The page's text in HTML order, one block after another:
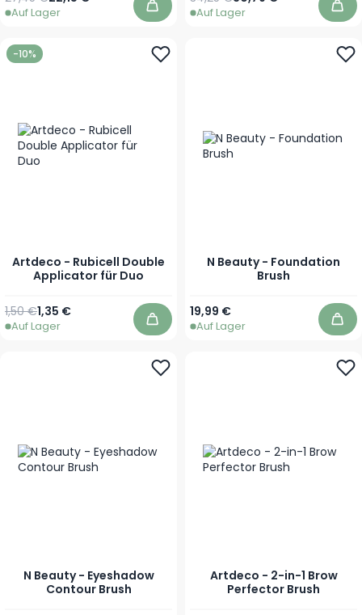
Auf Lager In den Warenkorb
Auf Lager In
-10%
Artdeco - Rubicell Double
Applicator für Duo
Sonderpreis
1,35 €
Regulärer Preis
1,50 €
Auf Lager In den Warenkorb
N Beauty - Foundation
Brush
19,99 €
Auf Lager In
N Beauty - Eyeshadow
Contour Brush
Artdeco - 2-in-1 Brow
Perfector Brush